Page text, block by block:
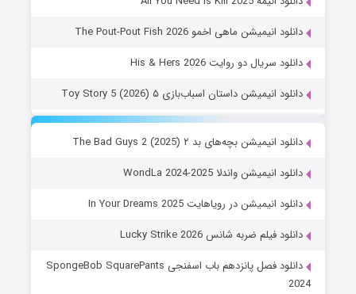
دانلود انیمیشن ماهی اخمو The Pout-Pout Fish 2026
دانلود سریال دو روایت His & Hers 2026
دانلود انیمیشن داستان اسباب‌بازی ۵ Toy Story 5 (2026)
دانلود انیمیشن بچه‌های بد ۲ The Bad Guys 2 (2025)
دانلود انیمیشن واندلا WondLa 2024-2025
دانلود انیمیشن در رویاهایت In Your Dreams 2025
دانلود فیلم ضربه شانس Lucky Strike 2026
دانلود فصل پانزدهم باب اسفنجی SpongeBob SquarePants
2024